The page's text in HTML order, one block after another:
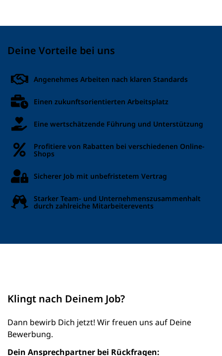
Deine Vorteile bei uns
Angenehmes Arbeiten nach klaren Standards
Einen zukunftsorientierten Arbeitsplatz
Eine wertschätzende Führung und Unterstützung
Profitiere von Rabatten bei verschiedenen Online-
Shops
Sicherer Job mit unbefristetem Vertrag
Starker Team- und Unternehmenszusammenhalt
durch zahlreiche Mitarbeiterevents
Klingt nach Deinem Job?
Dann bewirb Dich jetzt! Wir freuen uns auf Deine
Bewerbung.
Dein Ansprechpartner bei Rückfragen: